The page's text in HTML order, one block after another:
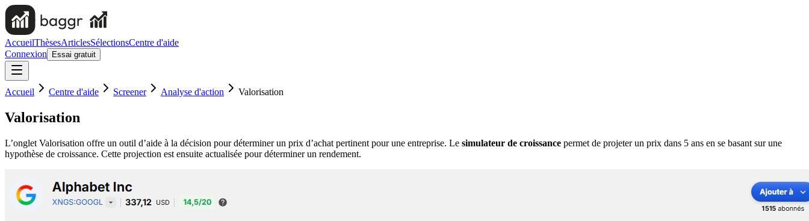
AccueilThèsesArticlesSélectionsCentre d'aide
Connexion
Essai gratuit
Accueil Centre d'aide Screener Analyse d'action Valorisation
Valorisation
L’onglet Valorisation offre un outil d’aide à la décision pour déterminer un prix d’achat pertinent pour une entreprise. Le simulateur de croissance permet de projeter un prix dans 5 ans en se basant sur une
hypothèse de croissance. Cette projection est ensuite actualisée pour déterminer un rendement.